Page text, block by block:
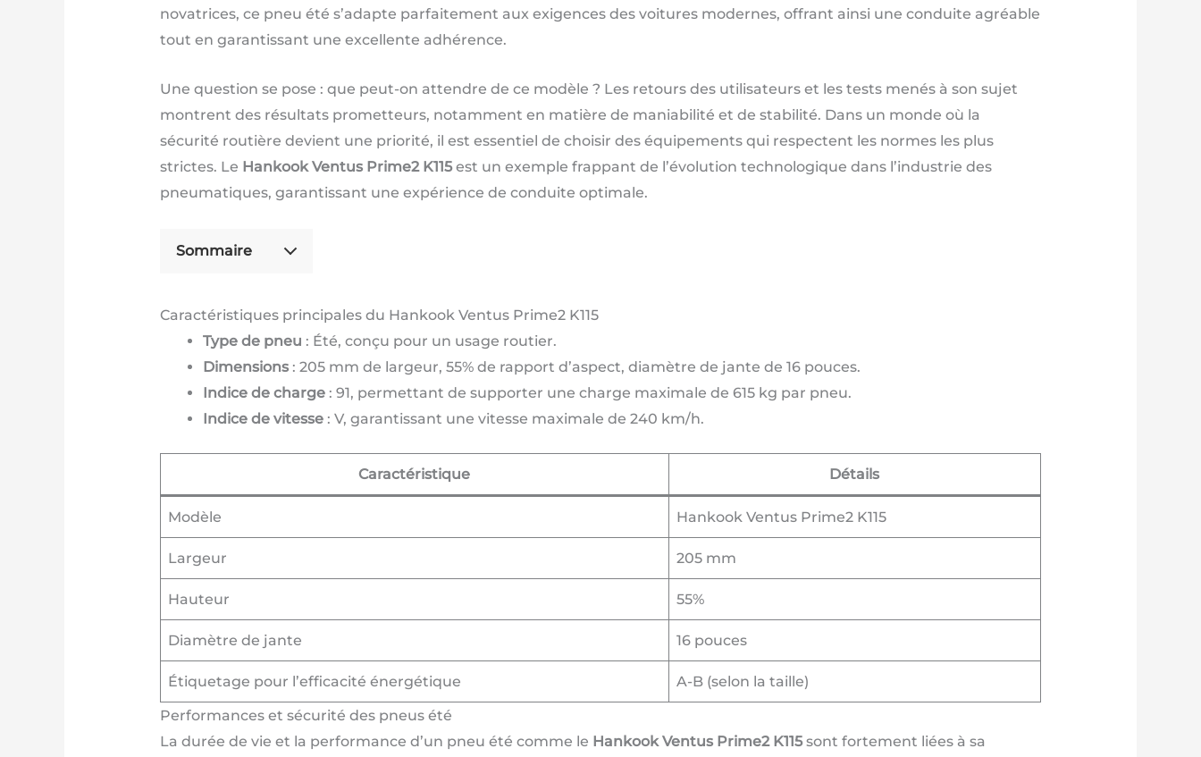
novatrices, ce pneu été s’adapte parfaitement aux exigences des voitures modernes, offrant ainsi une conduite agréable
tout en garantissant une excellente adhérence.
Une question se pose : que peut-on attendre de ce modèle ? Les retours des utilisateurs et les tests menés à son sujet
montrent des résultats prometteurs, notamment en matière de maniabilité et de stabilité. Dans un monde où la
sécurité routière devient une priorité, il est essentiel de choisir des équipements qui respectent les normes les plus
strictes. Le Hankook Ventus Prime2 K115est un exemple frappant de l’évolution technologique dans l’industrie des
pneumatiques, garantissant une expérience de conduite optimale.
Sommaire
Caractéristiques principales du Hankook Ventus Prime2 K115
Type de pneu : Été, conçu pour un usage routier.
Dimensions: 205 mm de largeur, 55% de rapport d’aspect, diamètre de jante de 16 pouces.
Indice de charge: 91, permettant de supporter une charge maximale de 615 kg par pneu.
Indice de vitesse: V, garantissant une vitesse maximale de 240 km/h.
Caractéristique Détails
Modèle Hankook Ventus Prime2 K115
Largeur 205 mm
Hauteur 55%
Diamètre de jante 16 pouces
Étiquetage pour l’efficacité énergétique
A-B (selon la taille)
Performances et sécurité des pneus été
La durée de vie et la performance d’un pneu été comme le Hankook Ventus Prime2 K115sont fortement liées à sa